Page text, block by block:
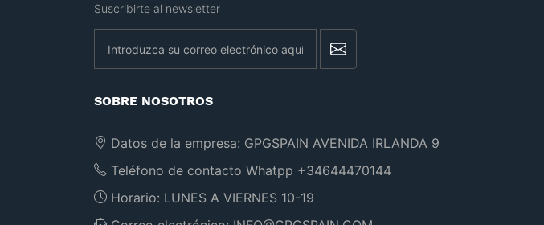
Suscribirte al newsletter
SOBRE NOSOTROS
Datos de la empresa: GPGSPAIN AVENIDA IRLANDA 9
Teléfono de contacto Whatpp +34644470144
Horario: LUNES A VIERNES 10-19